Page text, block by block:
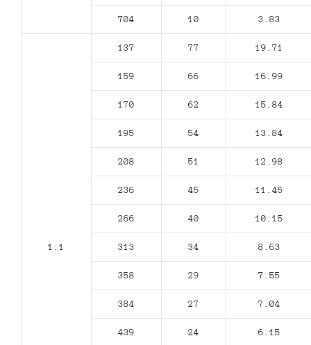
704 10 3.83
1.1
137 77 19.71
159 66 16.99
170 62 15.84
195 54 13.84
208 51 12.98
236 45 11.45
266 40 10.15
313 34 8.63
358 29 7.55
384 27 7.04
439 24 6.15